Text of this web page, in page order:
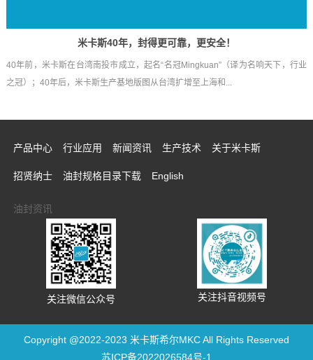
米卡斯40年，封得更可靠，更安全！
40年前，米卡斯在台湾南投市成立，起名“名冠Mingkuan”（译为名响天下，行业
之冠）；40年后，米卡斯生产基地版图从台湾扩增至上海和...
产品中心 行业应用 新闻资讯 生产技术 关于米卡斯
招贤纳士 油封规格目录下载 English
油封资讯
关注微信公众号 关注抖音视频号
Copyright @2022-2023 米卡斯希尔MKC All Rights Reserved
苏ICP备2022026584号-1